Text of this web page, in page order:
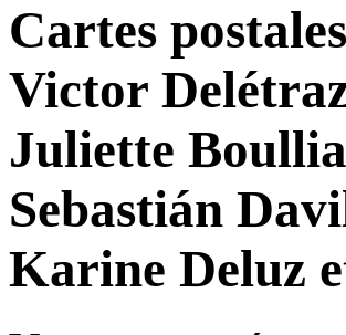
Cartes postales
Victor
Juliette
Sebastián
Karine Deluz